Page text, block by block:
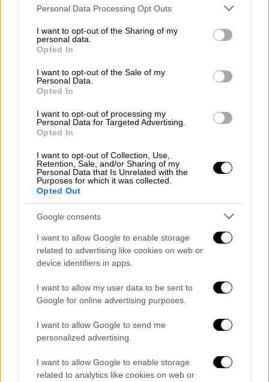
Please note that this website/app uses one or more Google
not limited to your visit or usage behaviour. You may click to
grant or deny consent to Google and its third-party tags to
use your data for below specified purposes in below Google
consent section.
Personal Data Processing Opt Outs
I want to opt-out of the Sharing of my
personal data.
Opted In
I want to opt-out of the Sale of my
Personal Data.
Opted In
I want to opt-out of processing my
Personal Data for Targeted Advertising.
Opted In
I want to opt-out of Collection, Use,
Retention, Sale, and/or Sharing of my
Personal Data that Is Unrelated with the
Purposes for which it was collected.
Opted Out
Google consents
I want to allow Google to enable storage
related to advertising like cookies on web or
device identifiers in apps.
I want to allow my user data to be sent to
Google for online advertising purposes.
I want to allow Google to send me
personalized advertising.
I want to allow Google to enable storage
related to analytics like cookies on web or
Γιώργος Θεοφάνους: Συναντά τον Κώστα
Χατζή στο θέατρο Παλλάς - Special
guest η Πέγκυ Ζήνα
Ο Γιώργος Θεοφάνους αντικριστά με τον
θέατρο Παλλάς, σας υποδέχονται στον
κόσμο των μελωδιών, των συναισθημάτων
τις στιγμές μας